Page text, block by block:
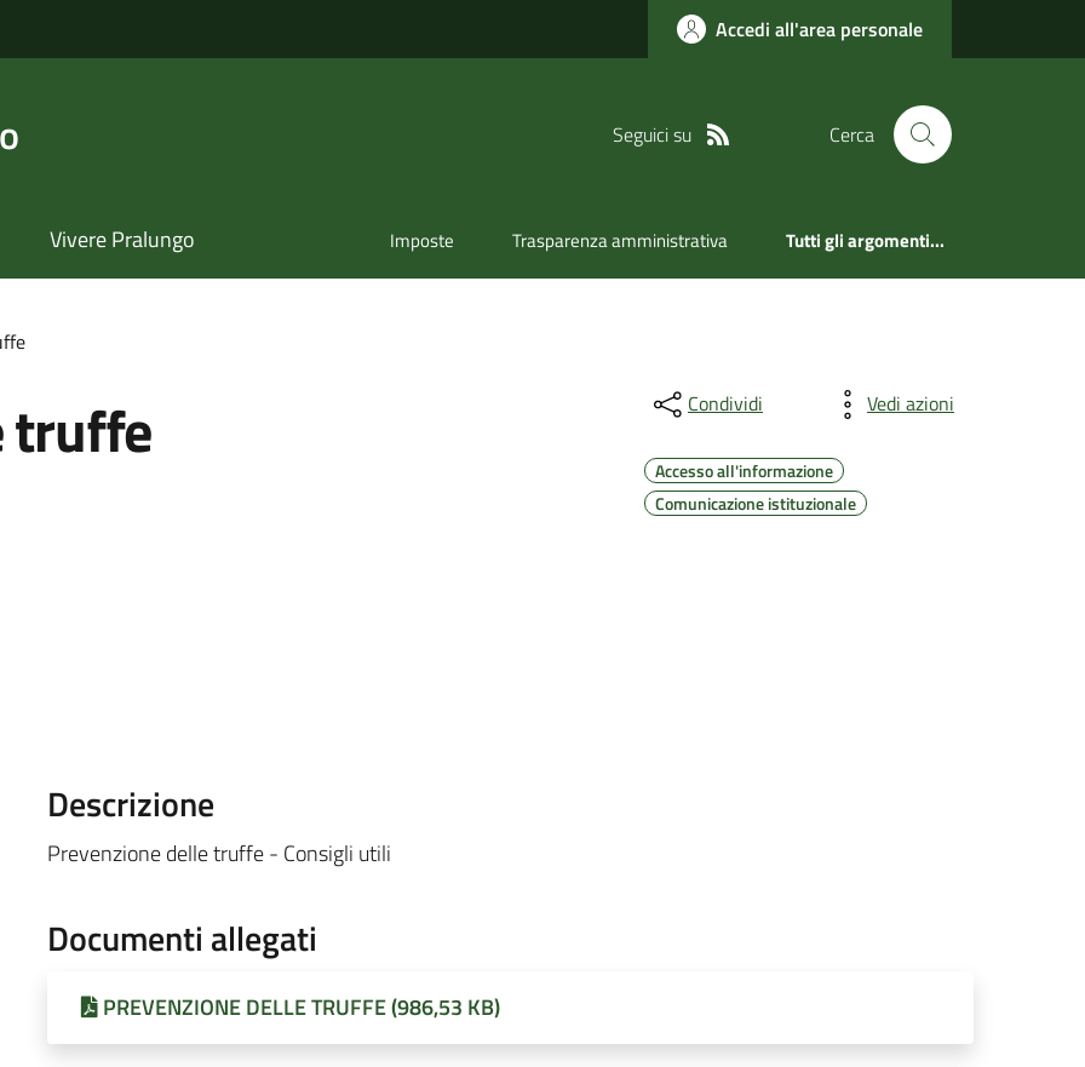
Accedi all'area personale
Seguici su Cerca
Vivere Pralungo Imposte Trasparenza amministrativa Tutti gli argomenti...
truffe Condividi Vedi azioni
Accesso all'informazione
Comunicazione istituzionale
Descrizione
Prevenzione delle truffe - Consigli utili
Documenti allegati
PREVENZIONE DELLE TRUFFE (986,53 KB)